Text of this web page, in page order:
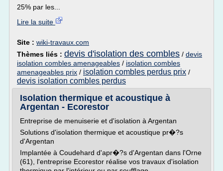
25% par les...
Lire la suite
Site : wiki-travaux.com
Thèmes liés : devis d'isolation des combles / devis
isolation combles amenageables / isolation combles
amenageables prix / isolation combles perdus prix /
devis isolation combles perdus
Isolation thermique et acoustique à
Argentan - Ecorestor
Entreprise de menuiserie et d'isolation à Argentan
Solutions d'isolation thermique et acoustique pr�?s
d'Argentan
Implantée à Coudehard d'apr�?s d'Argentan dans l'Orne
(61), l'entreprise Ecorestor réalise vos travaux d'isolation